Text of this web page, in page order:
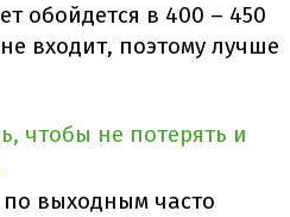
обойдется в 400 – 450
входит, поэтому лучше
чтобы не потерять и
выходным часто